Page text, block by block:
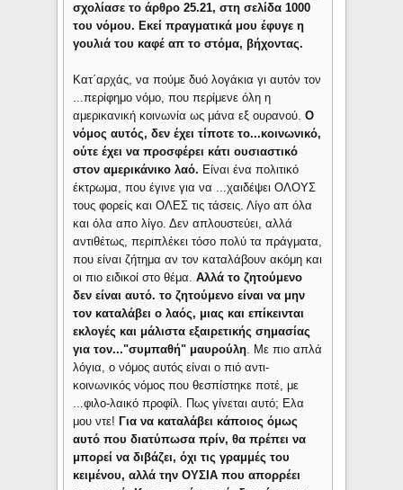
σχολίασε το άρθρο 25.21, στη σελίδα 1000
του νόμου. Εκεί πραγματικά μου έφυγε η
γουλιά του καφέ απ το στόμα, βήχοντας.
Κατ΄αρχάς, να πούμε δυό λογάκια γι αυτόν τον
...περίφημο νόμο, που περίμενε όλη η
αμερικανική κοινωνία ως μάνα εξ ουρανού.Ο
νόμος αυτός, δεν έχει τίποτε το...κοινωνικό,
ούτε έχει να προσφέρει κάτι ουσιαστικό
στον αμερικάνικο λαό. Είναι ένα πολιτικό
έκτρωμα, που έγινε για να ...χαιδέψει ΟΛΟΥΣ
τους φορείς και ΟΛΕΣ τις τάσεις. Λίγο απ όλα
και όλα απο λίγο. Δεν απλουστεύει, αλλά
αντιθέτως, περιπλέκει τόσο πολύ τα πράγματα,
που είναι ζήτημα αν τον καταλάβουν ακόμη και
οι πιο ειδικοί στο θέμα.Αλλά το ζητούμενο
δεν είναι αυτό. το ζητούμενο είναι να μην
τον καταλάβει ο λαός, μιας και επίκεινται
εκλογές και μάλιστα εξαιρετικής σημασίας
για τον..."συμπαθή" μαυρούλη. Με πιο απλά
λόγια, ο νόμος αυτός είναι ο πιό αντι-
κοινωνικός νόμος που θεσπίστηκε ποτέ, με
...φιλο-λαικό προφίλ. Πως γίνεται αυτό; Ελα
μου ντε! Για να καταλάβει κάποιος όμως
αυτό που διατύπωσα πρίν, θα πρέπει να
μπορεί να διβάζει, όχι τις γραμμές του
κειμένου, αλλά την ΟΥΣΙΑ που απορρέει